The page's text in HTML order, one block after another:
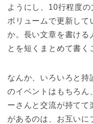
ようにし、10行程度
ボリュームで更新して
か。長い文章を書ける
とを短くまとめて書く
なんか、いろいろと持
のイベントはもちろん
ーさんと交流が持てて
があるのは、お互いに